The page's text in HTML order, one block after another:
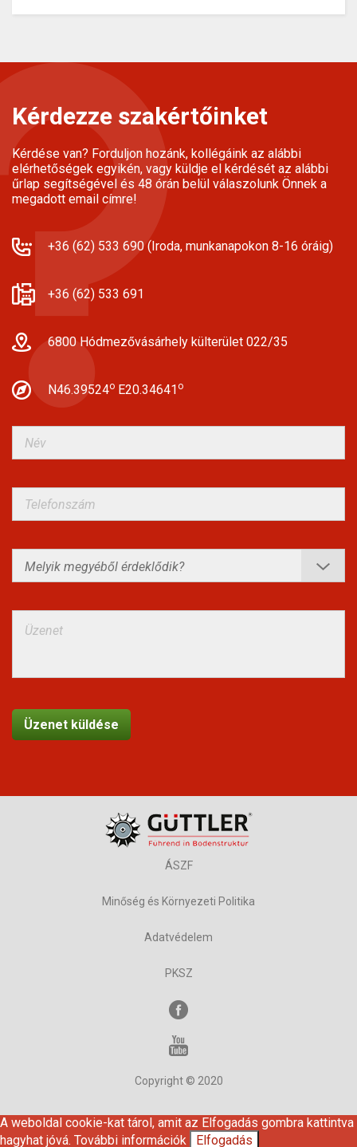
Kérdezze szakértőinket
Kérdése van? Forduljon hozánk, kollégáink az alábbi
elérhetőségek egyikén, vagy küldje el kérdését az alábbi
űrlap segítségével és 48 órán belül válaszolunk Önnek a
megadott email címre!
+36 (62) 533 690 (Iroda, munkanapokon 8-16 óráig)
+36 (62) 533 691
6800 Hódmezővásárhely külterület 022/35
N46.39524o E20.34641 o
ÁSZF
Minőség és Környezeti Politika
Adatvédelem
PKSZ
Copyright © 2020
A weboldal cookie-kat tárol, amit az Elfogadás gombra kattintva
hagyhat jóvá. További információk Elfogadás